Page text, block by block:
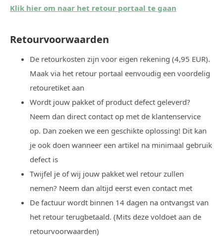
Klik hier om naar het retour portaal te gaan
Retourvoorwaarden
De retourkosten zijn voor eigen rekening (4,95 EUR).
Maak via het retour portaal eenvoudig een voordelig
retouretiket aan
Wordt jouw pakket of product defect geleverd?
Neem dan direct contact op met de klantenservice
op. Dan zoeken we een geschikte oplossing! Dit kan
je ook doen wanneer een artikel na minimaal gebruik
defect is
Twijfel je of wij jouw pakket wel retour zullen
nemen? Neem dan altijd eerst even contact met
De factuur wordt binnen 14 dagen na ontvangst van
het retour terugbetaald. (Mits deze voldoet aan de
retourvoorwaarden)